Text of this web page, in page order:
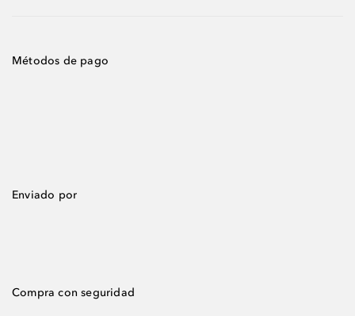
Métodos de pago
Enviado por
Compra con seguridad